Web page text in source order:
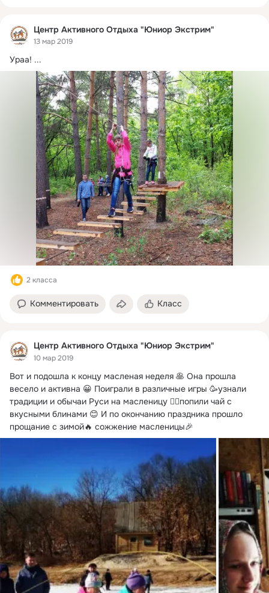
Центр Активного Отдыха "Юниор Экстрим"
13 мар 2019
Ураа! ...
2 класса
Комментировать Класс
Центр Активного Отдыха "Юниор Экстрим"
10 мар 2019
Вот и подошла к концу масленая неделя 🥞 Она прошла
весело и активна 😀 Поиграли в различные игры 🥳узнали
традиции и обычаи Руси на масленицу 👆🏻попили чай с
вкусными блинами 😊 И по окончанию праздника прошло
прощание с зимой🔥 сожжение масленицы🎉